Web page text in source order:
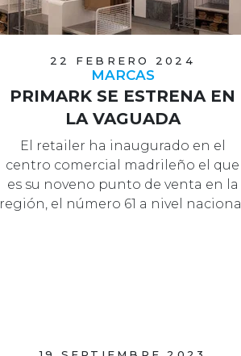
22 FEBRERO 2024
MARCAS
PRIMARK SE ESTRENA EN
LA VAGUADA
El retailer ha inaugurado en el
centro comercial madrileño el que
es su noveno punto de venta en la
región, el número 61 a nivel nacional